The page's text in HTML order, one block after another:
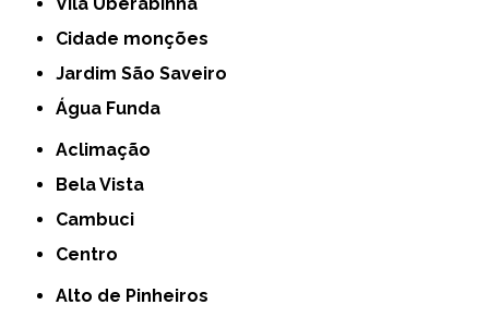
cidade monções
jardim São Saveiro
Água Funda
Aclimação
Bela Vista
Cambuci
Centro
Alto de Pinheiros